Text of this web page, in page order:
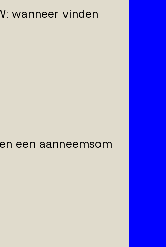
wanneer vinden
een aanneemsom